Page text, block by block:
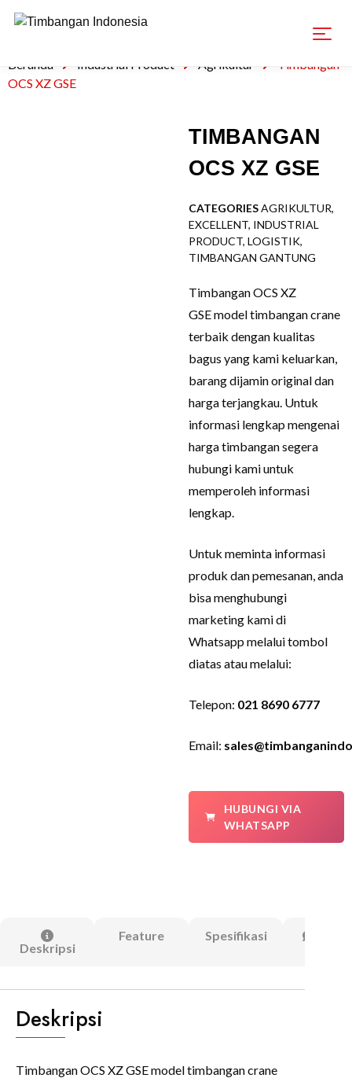
Beranda Industrial Product Agrikultur
Timbangan
OCS XZ GSE
TIMBANGAN
OCS XZ GSE
CATEGORIESAGRIKULTUR,
EXCELLENT, INDUSTRIAL
PRODUCT,LOGISTIK,
TIMBANGAN GANTUNG
Timbangan OCS XZ
GSE model timbangan crane
terbaik dengan kualitas
bagus yang kami keluarkan,
barang dijamin original dan
harga terjangkau. Untuk
informasi lengkap mengenai
harga timbangan segera
hubungi kami untuk
memperoleh informasi
lengkap.
Untuk meminta informasi
produk dan pemesanan, anda
bisa menghubungi
marketing kami di
Whatsapp melalui tombol
diatas atau melalui:
Telepon: 021 8690 6777
Email:
HUBUNGI VIA
WHATSAPP
Deskripsi
Feature Spesifikasi
Deskripsi
Timbangan OCS XZ GSE model timbangan crane